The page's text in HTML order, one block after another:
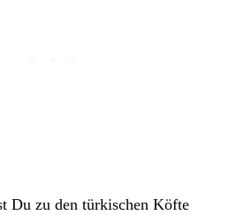
Du zu den türkischen Köfte